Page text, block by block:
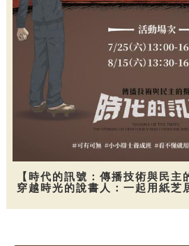
【時代的訊號：傳播技術與民主
穿越時光的說書人：一起用紙芝